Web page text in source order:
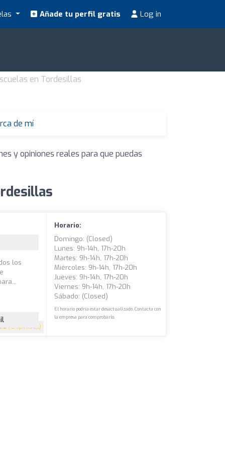
Añade tu perfil gratis Log in
en Tordesillas
de mí
y opiniones reales para que puedas
(12 opiniones)
los
Horario:
Domingo: (closed)
Lunes: 9h-14h, 17h-20h
Martes: 9h-14h, 17h-20h
Miércoles: 9h-14h, 17h-20h
Jueves: 9h-14h, 17h-20h
Viernes: 9h-14h, 17h-20h
Sábado: (closed)
El horario podría estar desactualizado. Contacta con
la empresa para comprobarlo.